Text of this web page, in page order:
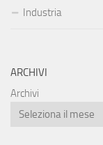
Industria
ARCHIVI
Archivi